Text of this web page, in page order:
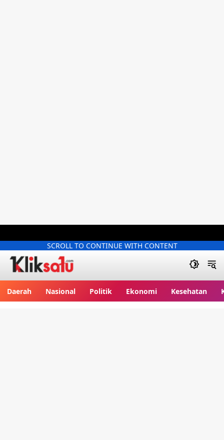
SCROLL TO CONTINUE WITH CONTENT
Daerah Nasional Politik Ekonomi Kesehatan